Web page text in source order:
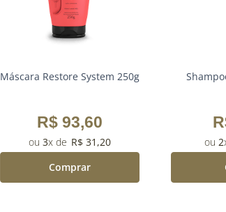
Máscara Restore System 250g
R$ 93,60
3 R$ 31 ,20
Comprar
2